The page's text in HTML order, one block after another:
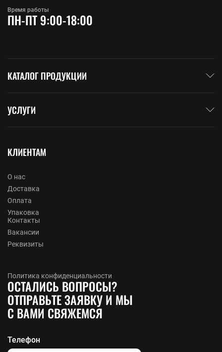
Время работы
ПН-ПТ 9:00-18:00
КАТАЛОГ ПРОДУКЦИИ
УСЛУГИ
КЛИЕНТАМ
О нас
Доставка
Оплата
Упаковка
Контакты
Вакансии
Реквизиты
Политика конфиденциальности
ОСТАЛИСЬ ВОПРОСЫ?
ОТПРАВЬТЕ ЗАЯВКУ И МЫ
С ВАМИ СВЯЖЕМСЯ
Телефон